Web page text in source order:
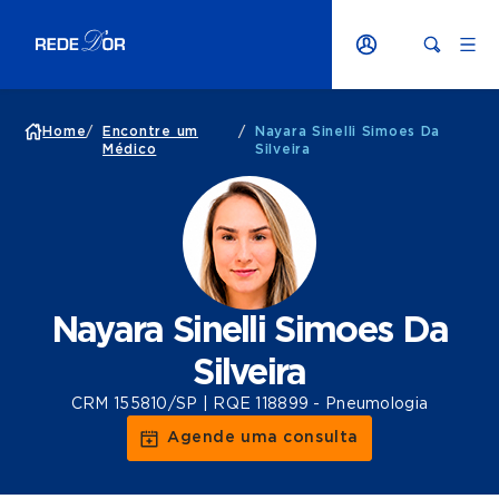
Home/
Encontre um
Médico
/
Nayara Sinelli Simoes Da
Silveira
Nayara Sinelli Simoes Da
Silveira
CRM 155810/SP | RQE 118899 - Pneumologia
Agende uma consulta